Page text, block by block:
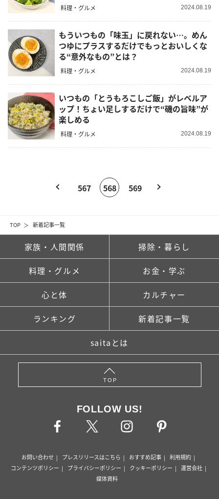
TOP 新着記事一覧
料理・グルメ 2024.08.19
もういつもの「味玉」に戻れない…。めん
つゆにプラスするだけでもっとおいしくな
る“意外なもの”とは？
料理・グルメ 2024.08.19
いつもの「とうもろこしご飯」がレベルア
ップ！ちょい足しするだけで“磯の旨味”が
楽しめる
料理・グルメ 2024.08.19
567 568 569
家族・人間関係 掃除・暮らし
料理・グルメ お金・学ぶ
心と体 カルチャー
ランキング 新着記事一覧
saitaとは
TOP
FOLLOW US!
お問い合わせ プレスリリースはこちら おすすめ記事
利用規約
コンテンツポリシー
プライバシーポリシー クッキーポリシー
運営会社
媒体資料